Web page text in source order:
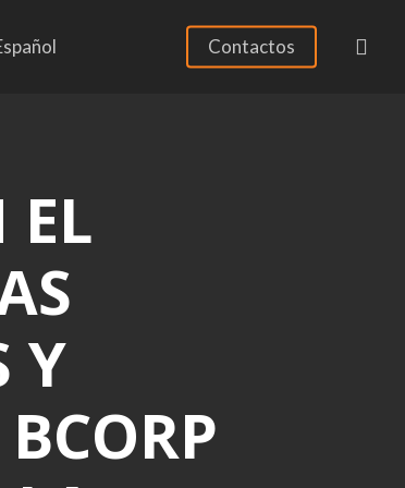
Contactos
EL
Y